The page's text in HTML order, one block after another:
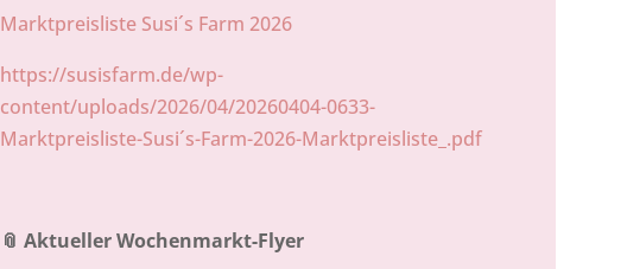
Marktpreisliste Susi´s Farm 2026
https://susisfarm.de/wp-
content/uploads/2026/04/20260404-0633-
Marktpreisliste-Susi´s-Farm-2026-Marktpreisliste_.pdf
📎 Aktueller Wochenmarkt-Flyer